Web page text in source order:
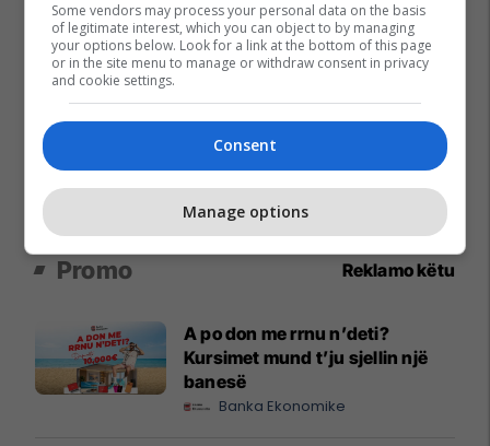
Promo Reklamo këtu
A po don me rrnu n’deti?
Kursimet mund t’ju sjellin një
banesë
Banka Ekonomike
Some vendors may process your personal data on the basis
of legitimate interest, which you can object to by managing
your options below. Look for a link at the bottom of this page
or in the site menu to manage or withdraw consent in privacy
and cookie settings.
Consent
Manage options